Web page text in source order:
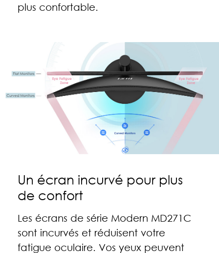
plus confortable.
Un écran incurvé pour plus
de confort
Les écrans de série Modern MD271C
sont incurvés et réduisent votre
fatigue oculaire. Vos yeux peuvent